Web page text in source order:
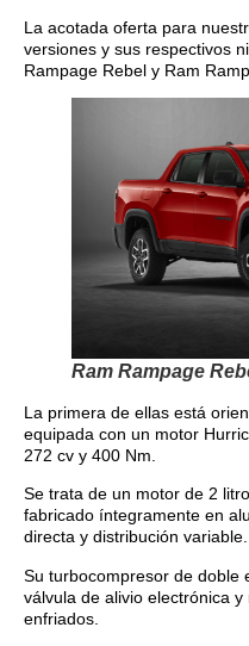
La acotada oferta para
versiones y sus respectivos
Rampage Rebel y Ram
Ram Rampage
La primera de ellas está
equipada con un motor
272 cv y 400 Nm.
Se trata de un motor de 2
fabricado íntegramente en
directa y distribución variable.
Su turbocompresor de doble
válvula de alivio electrónica
enfriados.